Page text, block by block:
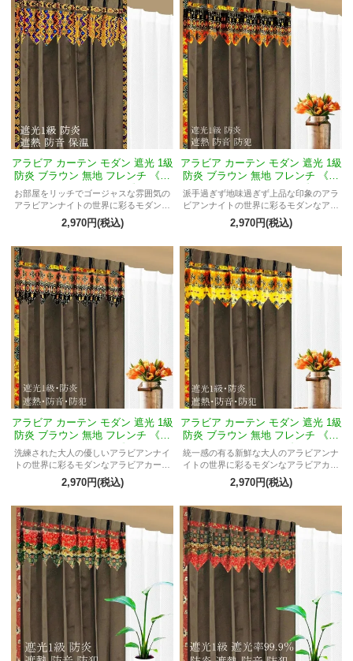
アラビア カーテン モダン 遮光 1級
防炎 ブラウン 無地 フレンチ 《エ
クシードMバチカン》
お部屋をリッチでゴージャスな雰囲気の
アラビアンナイトの世界に彩るモダンな
アラビアカーテン
2,970円(税込)
アラビア カーテン モダン 遮光 1級
防炎 ブラウン 無地 フレンチ 《エ
クシードMレスタリィ》
派手過ぎず地味過ぎず上品な印象のアラ
ビアンナイトの世界に彩るモダンなアラ
ビアカーテン
2,970円(税込)
アラビア カーテン モダン 遮光 1級
防炎 ブラウン 無地 フレンチ 《エ
クシードMリナ》
洗練された大人の優しいアラビアンナイ
トの世界に彩るモダンなアラビアカーテ
ン
2,970円(税込)
アラビア カーテン モダン 遮光 1級
防炎 ブラウン 無地 フレンチ 《エ
クシードMエコ》
統一感の有る新鮮な大人のアラビアンナ
イトの世界に彩るモダンなアラビアカー
テン
2,970円(税込)